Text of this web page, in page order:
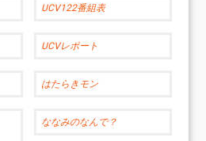
UCV122番組表
UCVレポート
はたらきモン
ななみのなんで？